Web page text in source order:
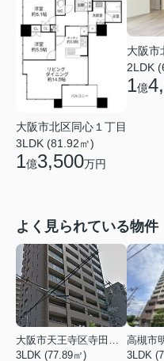
大阪市北区同心１丁目
3LDK (81.92㎡)
1億3,500万円
大阪市
2LDK
1億
よく見られている物件
3LDK (77.89㎡)
高槻市
3LDK